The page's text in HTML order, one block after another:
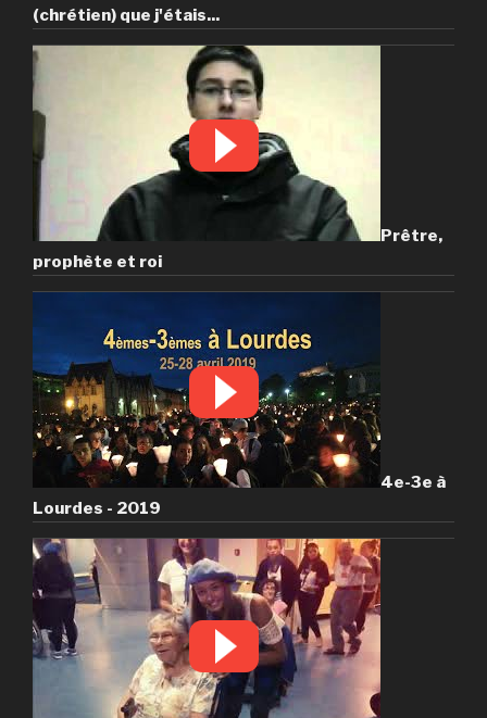
(chrétien) que j'étais...
Prêtre,
prophète et roi
4e-3e à
Lourdes - 2019